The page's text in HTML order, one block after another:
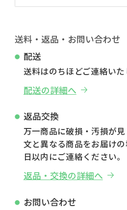
送料・返品・お問い合わせ
配送
送料はのちほどご連絡いた
配送の詳細へ
返品交換
万一商品に破損・汚損が
文と異なる商品をお届け
日以内にご連絡ください。
返品・交換の詳細へ
お問い合わせ